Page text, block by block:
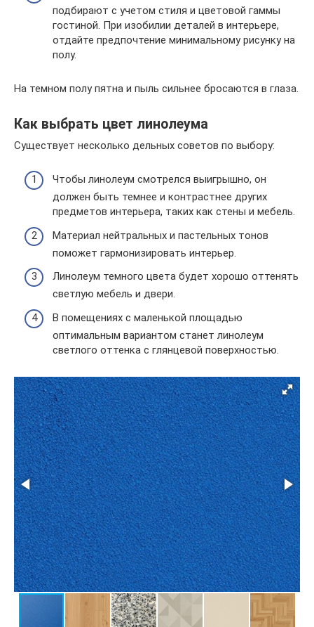
подбирают с учетом стиля и цветовой гаммы
гостиной. При изобилии деталей в интерьере,
отдайте предпочтение минимальному рисунку на
полу.
На темном полу пятна и пыль сильнее бросаются в глаза.
Как выбрать цвет линолеума
Существует несколько дельных советов по выбору:
Чтобы линолеум смотрелся выигрышно, он
должен быть темнее и контрастнее других
предметов интерьера, таких как стены и мебель.
Материал нейтральных и пастельных тонов
поможет гармонизировать интерьер.
Линолеум темного цвета будет хорошо оттенять
светлую мебель и двери.
В помещениях с маленькой площадью
оптимальным вариантом станет линолеум
светлого оттенка с глянцевой поверхностью.